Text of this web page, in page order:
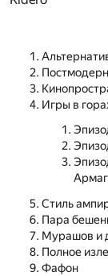
Игры в
Стиль
Пара
Мурашов и
Полное
Фафон